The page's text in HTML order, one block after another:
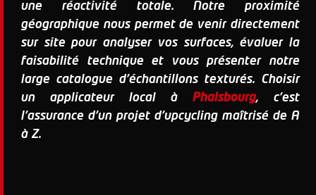
une réactivité totale. Notre proximité
géographique nous permet de venir directement
sur site pour analyser vos surfaces, évaluer la
faisabilité technique et vous présenter notre
large catalogue d'échantillons texturés. Choisir
un applicateur local à Phalsbourg, c'est
l'assurance d'un projet d'upcycling maîtrisé de A
à Z.